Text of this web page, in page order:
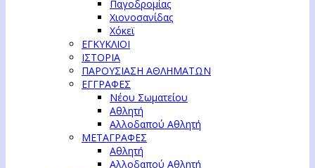
Παγοδρομίας
Χιονοσανίδας
Χόκεϊ
ΕΓΚΥΚΛΙΟΙ
ΙΣΤΟΡΙΑ
ΠΑΡΟΥΣΙΑΣΗ ΑΘΛΗΜΑΤΩΝ
ΕΓΓΡΑΦΕΣ
Νέου Σωματείου
Αθλητή
Αλλοδαπού Αθλητή
ΜΕΤΑΓΡΑΦΕΣ
Αθλητή
Αλλοδαπού Αθλητή